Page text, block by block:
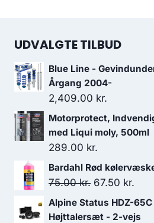
UDVALGTE TILBUD
Blue Line -
Årgang 2004-
2,409.00 kr.
Motorprotect,
med Liqui moly, 500ml
289.00 kr.
Bardahl Rød
75.00kr. Den
oprindelige
pris
67.50 kr.
pris
Alpine Status HDZ-
Højttalersæt - 2-vejs